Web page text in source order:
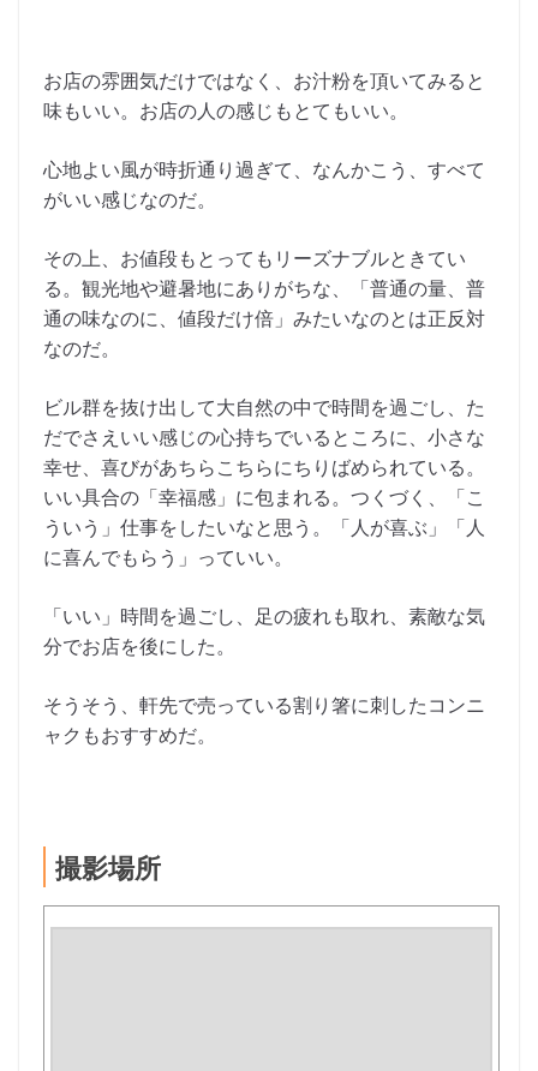
お店の雰囲気だけではなく、お汁粉を頂いてみると
味もいい。お店の人の感じもとてもいい。
心地よい風が時折通り過ぎて、なんかこう、すべて
がいい感じなのだ。
その上、お値段もとってもリーズナブルときてい
る。観光地や避暑地にありがちな、「普通の量、普
通の味なのに、値段だけ倍」みたいなのとは正反対
なのだ。
ビル群を抜け出して大自然の中で時間を過ごし、た
だでさえいい感じの心持ちでいるところに、小さな
幸せ、喜びがあちらこちらにちりばめられている。
いい具合の「幸福感」に包まれる。つくづく、「こ
ういう」仕事をしたいなと思う。「人が喜ぶ」「人
に喜んでもらう」っていい。
「いい」時間を過ごし、足の疲れも取れ、素敵な気
分でお店を後にした。
そうそう、軒先で売っている割り箸に刺したコンニ
ャクもおすすめだ。
撮影場所